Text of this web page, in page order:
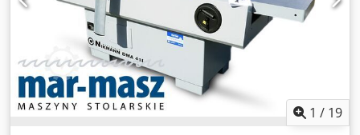
1 / 19